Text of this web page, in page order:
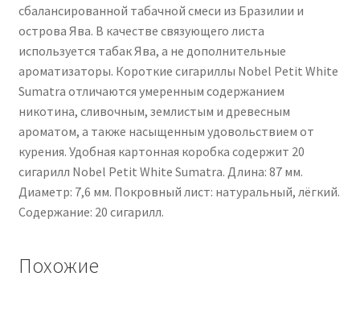
сбалансированной табачной смеси из Бразилии и
острова Ява. В качестве связующего листа
используется табак Ява, а не дополнительные
ароматизаторы. Короткие сигариллы Nobel Petit White
Sumatra отличаются умеренным содержанием
никотина, сливочным, землистым и древесным
ароматом, а также насыщенным удовольствием от
курения. Удобная картонная коробка содержит 20
сигарилл Nobel Petit White Sumatra. Длина: 87 мм.
Диаметр: 7,6 мм. Покровный лист: натуральный, лёгкий.
Содержание: 20 сигарилл.
Похожие